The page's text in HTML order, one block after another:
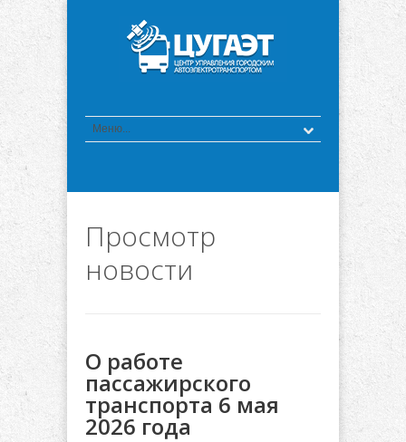
Просмотр
новости
О работе
пассажирского
транспорта 6 мая
2026 года